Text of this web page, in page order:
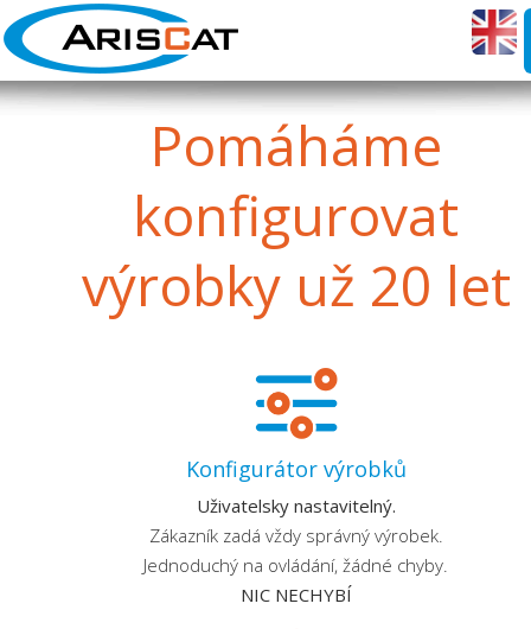
Pomáháme
konfigurovat
výrobky už 20 let
Konfigurátor výrobků
Uživatelsky nastavitelný.
Zákazník zadá vždy správný výrobek.
Jednoduchý na ovládání, žádné chyby.
NIC NECHYBÍ